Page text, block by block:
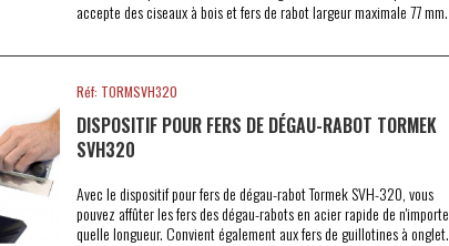
accepte des ciseaux à bois et fers de rabot largeur maximale 77 mm.
Réf: TORMSVH320
DISPOSITIF POUR FERS DE DÉGAU-RABOT TORMEK
SVH320
Avec le dispositif pour fers de dégau-rabot Tormek SVH-320, vous
pouvez affûter les fers des dégau-rabots en acier rapide de n'importe
quelle longueur. Convient également aux fers de guillotines à onglet.